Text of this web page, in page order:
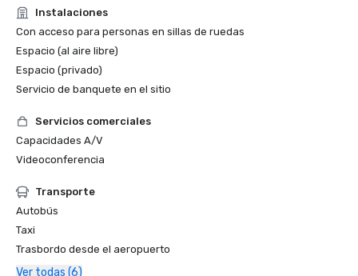
excepcional. Estar en el centro de Boise, donde se puede
caminar, cerca de hoteles, bares, cafeterías y el paseo del
río ha sido fantástico».
Heather Cacanindin
Directora ejecutiva
Instalaciones
Con acceso para personas en sillas de ruedas
Espacio (al aire libre)
Espacio (privado)
Servicio de banquete en el sitio
Servicios comerciales
Capacidades A/V
Videoconferencia
Transporte
Autobús
Taxi
Trasbordo desde el aeropuerto
Ver todas (6)